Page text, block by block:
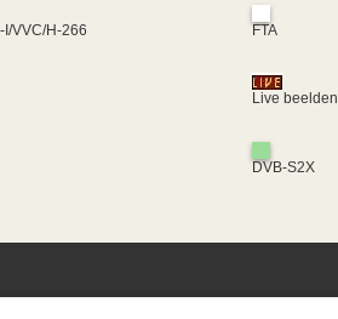
I/VVC/H-266 FTA
Live beelden
DVB-S2X